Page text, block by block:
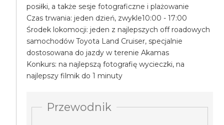
posiłki, a także sesje fotograficzne i plażowanie
Czas trwania: jeden dzień, zwykle10:00 - 17:00
Środek lokomocji: jeden z najlepszych off roadowych
samochodów Toyota Land Cruiser, specjalnie
dostosowana do jazdy w terenie Akamas
Konkurs: na najlepszą fotografię wycieczki, na
najlepszy filmik do 1 minuty
Przewodnik